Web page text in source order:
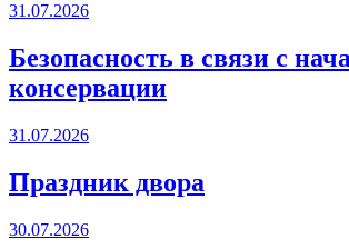
31.07.2026
Безопасность в связи с
консервации
31.07.2026
Праздник двора
30.07.2026